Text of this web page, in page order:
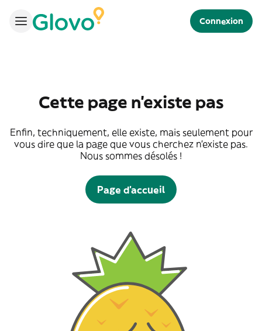
Connexion
Cette page n'existe pas
Enfin, techniquement, elle existe, mais seulement pour
vous dire que la page que vous cherchez n'existe pas.
Nous sommes désolés !
Page d'accueil